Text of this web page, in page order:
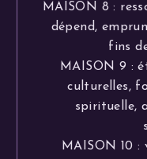
MAISON 8 :
dépend,
fins
MAISON 9 :
culturelles,
spirituelle,
MAISON 10